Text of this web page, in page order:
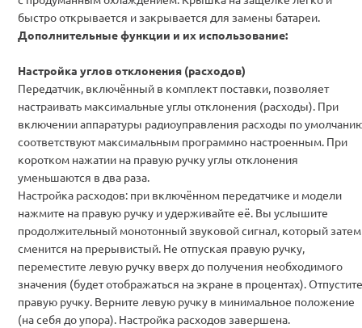
быстро открывается и закрывается для замены батареи.
Дополнительные функции и их использование:
Настройка углов отклонения (расходов)
Передатчик, включённый в комплект поставки, позволяет
настраивать максимальные углы отклонения (расходы). При
включении аппаратуры радиоуправления расходы по
соответствуют максимальным программно настроенным. При
коротком нажатии на правую ручку углы отклонения
уменьшаются в два раза.
Настройка расходов: при включённом передатчике и модели
нажмите на правую ручку и удерживайте её. Вы услышите
продолжительный монотонный звуковой сигнал, который затем
сменится на прерывистый. Не отпуская правую ручку,
переместите левую ручку вверх до получения необходимого
значения (будет отображаться на экране в процентах). Отпустите
правую ручку. Верните левую ручку в минимальное положение
(на себя до упора). Настройка расходов завершена.